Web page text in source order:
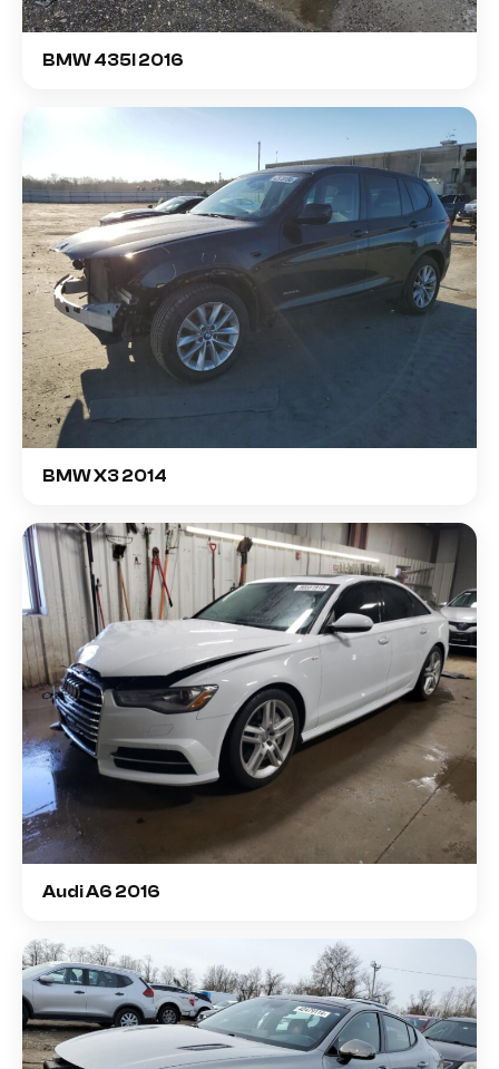
BMW 435I 2016
BMW X3 2014
Audi A6 2016